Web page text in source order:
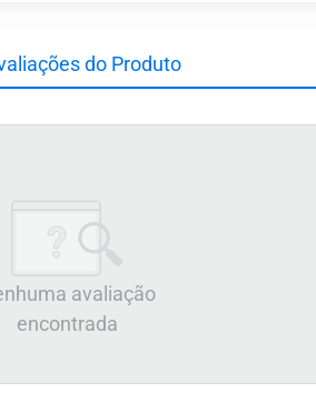
do Produto
avaliação
encontrada